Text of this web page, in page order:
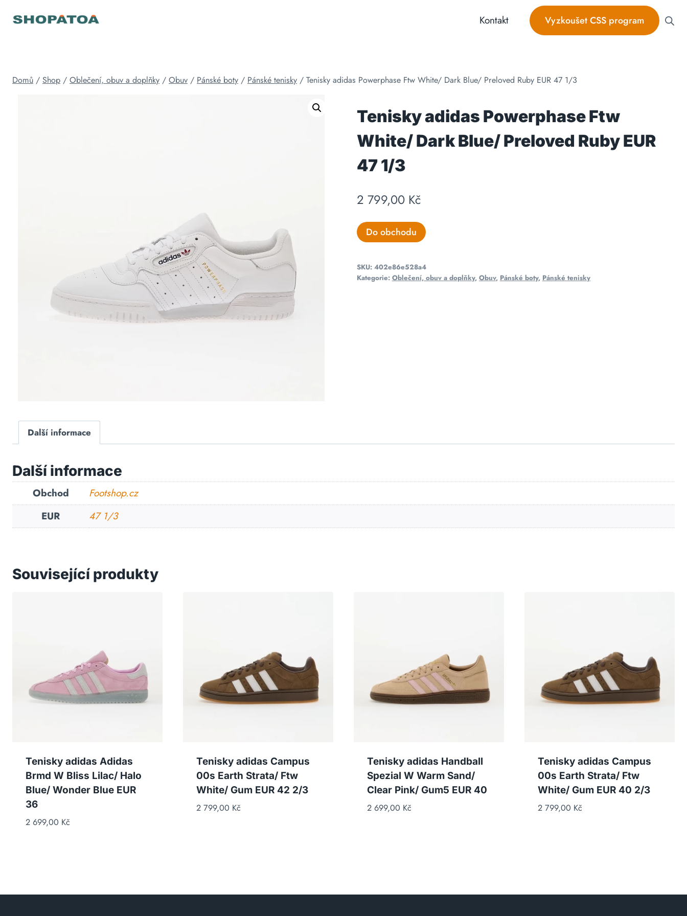
Kontakt Vyzkoušet CSS program
Domů / Shop / Oblečení, obuv a doplňky / Obuv / Pánské boty / Pánské tenisky / Tenisky adidas Powerphase Ftw White/ Dark Blue/ Preloved Ruby EUR 47 1/3
Tenisky adidas Powerphase Ftw
White/ Dark Blue/ Preloved Ruby EUR
47 1/3
2 799,00 Kč
Do obchodu
SKU: 402e86e528a4
Kategorie: Oblečení, obuv a doplňky, Obuv, Pánské boty, Pánské tenisky
Další informace
Další informace
Obchod
Footshop.cz
EUR
47 1/3
Související produkty
Tenisky adidas Adidas
Brmd W Bliss Lilac/ Halo
Blue/ Wonder Blue EUR
36
2 699,00 Kč
Tenisky adidas Campus
00s Earth Strata/ Ftw
White/ Gum EUR 42 2/3
2 799,00 Kč
Tenisky adidas Handball
Spezial W Warm Sand/
Clear Pink/ Gum5 EUR 40
2 699,00 Kč
Tenisky adidas Campus
00s Earth Strata/ Ftw
White/ Gum EUR 40 2/3
2 799,00 Kč